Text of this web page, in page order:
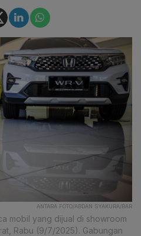
ANTARA FOTO/ABDAN SYAKURA/BAR
mobil yang dijual di showroom
Rabu (9/7/2025). Gabungan